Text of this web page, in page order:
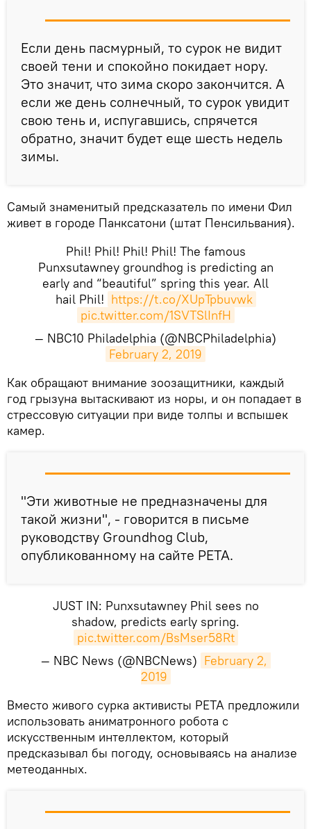
Если день пасмурный, то сурок не видит
своей тени и спокойно покидает нору.
Это значит, что зима скоро закончится. А
если же день солнечный, то сурок увидит
свою тень и, испугавшись, спрячется
обратно, значит будет еще шесть недель
зимы.
Самый знаменитый предсказатель по имени Фил
живет в городе Панксатони (штат Пенсильвания).
Phil! Phil! Phil! Phil! The famous
Punxsutawney groundhog is predicting an
early and “beautiful” spring this year. All
hail Phil! https://t.co/XUpTpbuvwk
pic.twitter.com/1SVTSlInfH
— NBC10 Philadelphia (@NBCPhiladelphia)
February 2, 2019
Как обращают внимание зоозащитники, каждый
год грызуна вытаскивают из норы, и он попадает в
стрессовую ситуации при виде толпы и вспышек
камер.
"Эти животные не предназначены для
такой жизни", - говорится в письме
руководству Groundhog Club,
опубликованному на сайте РЕТА.
JUST IN: Punxsutawney Phil sees no
shadow, predicts early spring.
pic.twitter.com/BsMser58Rt
— NBC News (@NBCNews) February 2,
2019
Вместо живого сурка активисты PETA предложили
использовать аниматронного робота с
искусственным интеллектом, который
предсказывал бы погоду, основываясь на анализе
метеоданных.